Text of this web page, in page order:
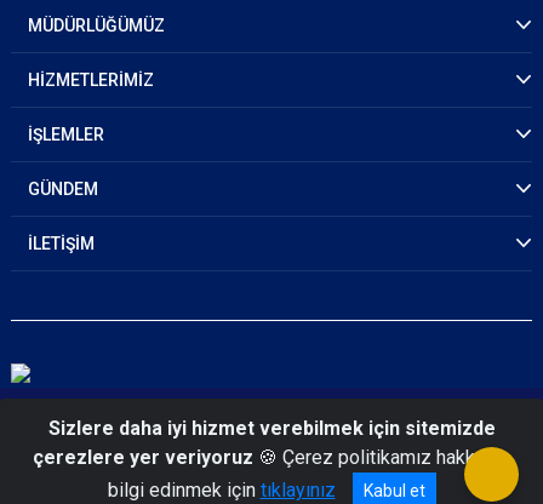
MÜDÜRLÜĞÜMÜZ
HİZMETLERİMİZ
İŞLEMLER
GÜNDEM
İLETİŞİM
© 2026 Kayseri Emniyet Müdürlüğü
Sizlere daha iyi hizmet verebilmek için sitemizde
çerezlere yer veriyoruz 🍪 Çerez politikamız hakkında
bilgi edinmek için tıklayınız Kabul et